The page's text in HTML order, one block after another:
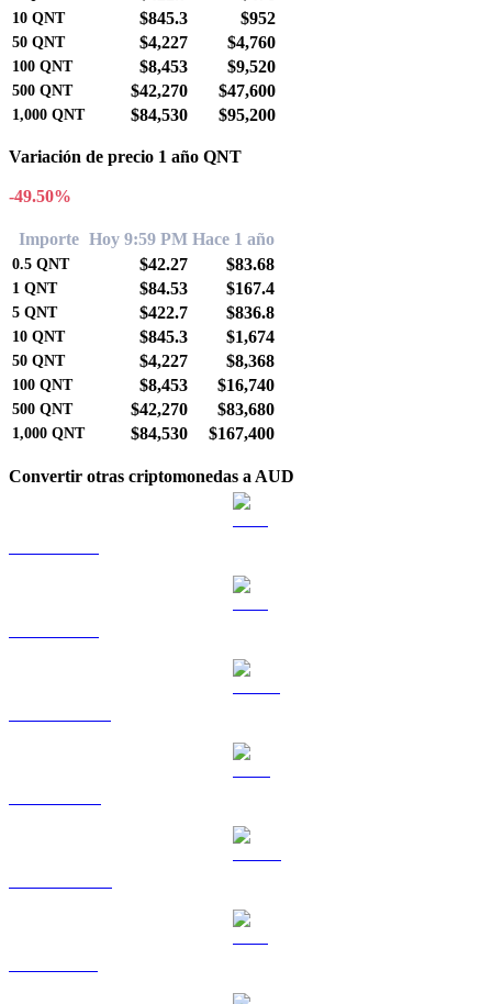
10 QNT $845.3 $952
50 QNT $4,227 $4,760
100 QNT $8,453 $9,520
500 QNT $42,270 $47,600
1,000 QNT $84,530 $95,200
Variación de precio 1 año QNT
-49.50%
Importe Hoy 9:59 PM Hace 1 año
0.5 QNT $42.27 $83.68
1 QNT $84.53 $167.4
5 QNT $422.7 $836.8
10 QNT $845.3 $1,674
50 QNT $4,227 $8,368
100 QNT $8,453 $16,740
500 QNT $42,270 $83,680
1,000 QNT $84,530 $167,400
Convertir otras criptomonedas a AUD